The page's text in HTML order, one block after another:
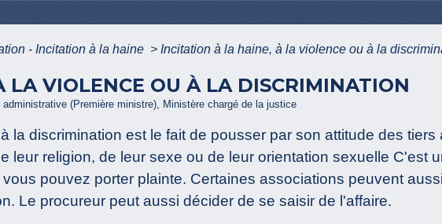
- Incitation à la haine > Incitation à la haine, à la violence ou à la
VIOLENCE OU À LA DISCRIMINATION
(Première ministre), Ministère chargé de la justice
la discrimination est le fait de pousser par son attitude des tiers
leur religion, de leur sexe ou de leur orientation sexuelle C'est
pouvez porter plainte. Certaines associations peuvent
Le procureur peut aussi décider de se saisir de l'affaire.